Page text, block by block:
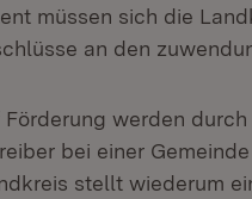
müssen sich die
an den
werden
bei einer
stellt wiederum